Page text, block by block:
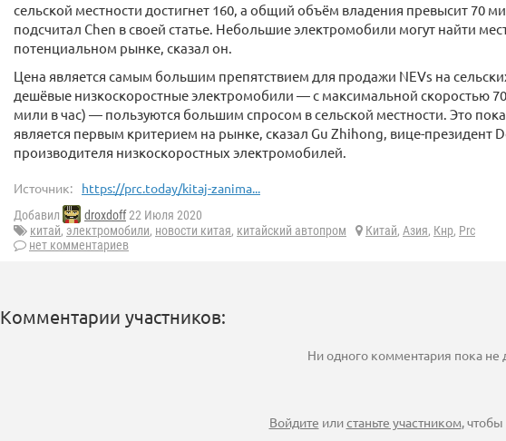
сельской местности достигнет 160, а общий объём владения превысит 70
подсчитал Chen в своей статье. Небольшие электромобили могут найти
потенциальном рынке, сказал он.
Цена является самым большим препятствием для продажи NEVs на
дешёвые низкоскоростные электромобили — с максимальной скоростью
мили в час) — пользуются большим спросом в сельской местности. Это
является первым критерием на рынке, сказал Gu Zhihong, вице-президент
производителя низкоскоростных электромобилей.
Источник: https://prc.today/kitaj-zanima...
Добавил droxdoff22 Июля 2020
китай, электромобили, новости китая, китайский автопром Китай, Азия, Кнр, Prc
нет комментариев
Комментарии участников:
Ни одного комментария пока не
Войдите илистаньте участником,